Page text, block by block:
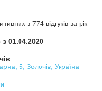
з 774 відгуків за рік
01.04.2020
5, Золочів, Україна